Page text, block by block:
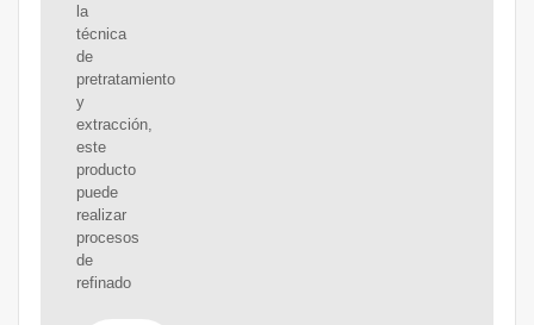
la
técnica
de
pretratamiento
y
extracción,
este
producto
puede
realizar
procesos
de
refinado